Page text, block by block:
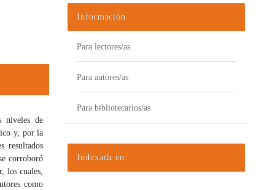
niveles de
y, por la
resultados
corroboró
los cuales,
como
Información
Para lectores/as
Para autores/as
Para bibliotecarios/as
Indexada en: